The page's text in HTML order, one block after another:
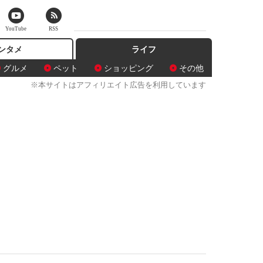
タメ
ライフ
グルメ
ペット ショッピング その他
※本サイトはアフィリエイト広告を利用しています
YouTube RSS